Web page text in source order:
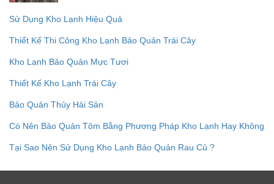
Sử Dụng Kho Lạnh Hiệu Quả
Thiết Kế Thi Công Kho Lạnh Bảo Quản Trái Cây
Kho Lạnh Bảo Quản Mực Tươi
Thiết Kế Kho Lạnh Trái Cây
Bảo Quản Thủy Hải Sản
Có Nên Bảo Quản Tôm Bằng Phương Pháp Kho Lạnh Hay Không
Tại Sao Nên Sử Dụng Kho Lạnh Bảo Quản Rau Củ ?